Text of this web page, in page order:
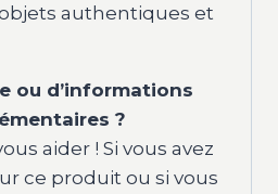
authentiques et
ou d’informations
?
aider ! Si vous avez
ce produit ou si vous